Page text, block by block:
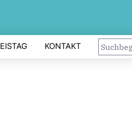
KONTAKT